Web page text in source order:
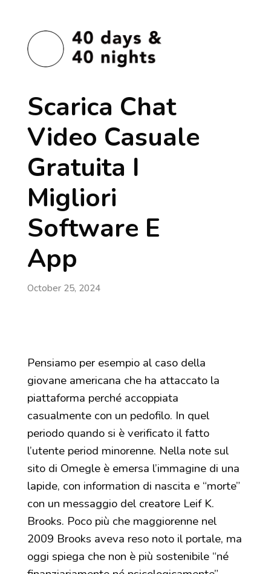
Scarica Chat
Video Casuale
Gratuita I
Migliori
Software E
App
October 25, 2024
Pensiamo per esempio al caso della
giovane americana che ha attaccato la
piattaforma perché accoppiata
casualmente con un pedofilo. In quel
periodo quando si è verificato il fatto
l’utente period minorenne. Nella note sul
sito di Omegle è emersa l’immagine di una
lapide, con information di nascita e “morte”
con un messaggio del creatore Leif K.
Brooks. Poco più che maggiorenne nel
2009 Brooks aveva reso noto il portale, ma
oggi spiega che non è più sostenibile “né